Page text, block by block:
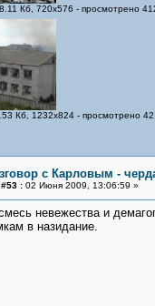
Кб, 720x576 - просмотрено
Кб, 1232x824 - просмотрено
с Карловым -
:02 Июня 2009, 13:06:59 »
невежества и
в назидание.